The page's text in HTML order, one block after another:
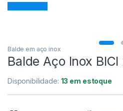
Balde em aço inox
Balde Aço Inox
Disponibilidade: 13 em estoque